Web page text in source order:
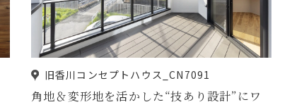
旧香川コンセプトハウス_CN7091
角地＆変形地を活かした“技あり設計”にワ